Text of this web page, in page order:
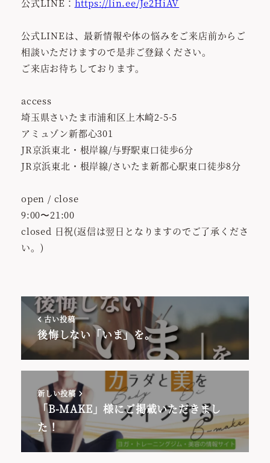
公式LINE： https://lin.ee/Je2HiAV
公式LINEは、最新情報や体の悩みをご来店前からご
相談いただけますので是非ご登録ください。
ご来店お待ちしております。
access
埼玉県さいたま市浦和区上木崎2-5-5
アミュゾン新都心301
JR京浜東北・根岸線/与野駅東口徒歩6分
JR京浜東北・根岸線/さいたま新都心駅東口徒歩8分
open / close
9:00〜21:00
closed 日祝(返信は翌日となりますのでご了承くださ
い。)
古い投稿
後悔しない「いま」を。
新しい投稿
「B-MAKE」様にご掲載いただきまし
た！